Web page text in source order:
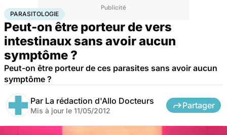
AccueilSantéMaladies Maladies infectieuses
PARASITOLOGIE
Peut-on être porteur de vers
intestinaux sans avoir aucun
symptôme ?
Peut-on être porteur de ces parasites sans avoir aucun
symptôme ?
Par La rédaction d'Allo Docteurs
Mis à jour le 11/05/2012
Partager